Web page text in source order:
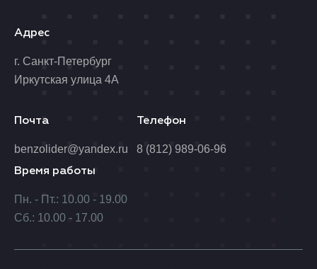
Адрес
г. Санкт-Петербург
Иркутская улица 4А
Время работы
Пн. - Пт.: 10.00 - 19.00
Сб.: 10.00 - 17.00
Почта
benzolider@yandex.ru
Телефон
8 (812) 989-06-96